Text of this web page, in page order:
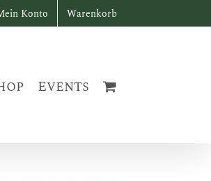
Konto Warenkorb
Events